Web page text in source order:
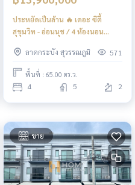
ประหยัดเป็นล้าน 🔥 เดอะ ซิตี้
สุขุมวิท - อ่อนนุช / 4 ห้องนอน
Onnut / 4 Bedrooms (FOR SALE)
FON017
ลาดกระบัง สุวรรณภูมิ 571
พื้นที่ : 65.00 ตร.ว.
4 5 2
ขาย